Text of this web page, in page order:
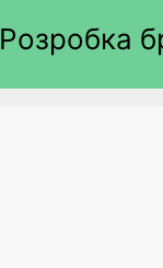
Розробка